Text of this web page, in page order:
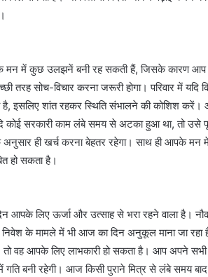
में कुछ उलझनें बनी रह सकती हैं, जिसके कारण आप
तरह सोच-विचार करना जरूरी होगा। परिवार में यदि
है, इसलिए शांत रहकर स्थिति संभालने की कोशिश करें।
कोई सरकारी काम लंबे समय से अटका हुआ था, तो
ही खर्च करना बेहतर रहेगा। साथ ही आपके मन
हो सकता है।
आपके लिए ऊर्जा और उत्साह से भरा रहने वाला है।
के मामले में भी आज का दिन अनुकूल माना जा रहा
तो वह आपके लिए लाभकारी हो सकता है। आप अपने
गति बनी रहेगी। आज किसी पुराने मित्र से लंबे समय